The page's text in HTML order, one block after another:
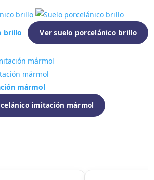
brillo
brillo
Ver suelo porcelánico brillo
mármol
mármol
imitación mármol